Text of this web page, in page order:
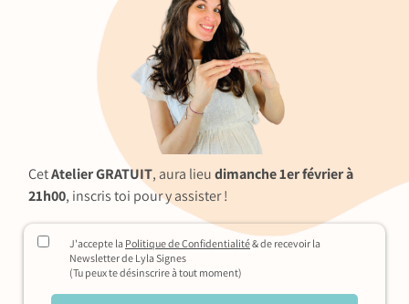
CetAtelier GRATUIT, aura lieudimanche 1er février à
21h00, inscris toi pour y assister !
J'accepte la Politique de Confidentialité& de recevoir la
Newsletter de Lyla Signes
(Tu peux te désinscrire à tout moment)